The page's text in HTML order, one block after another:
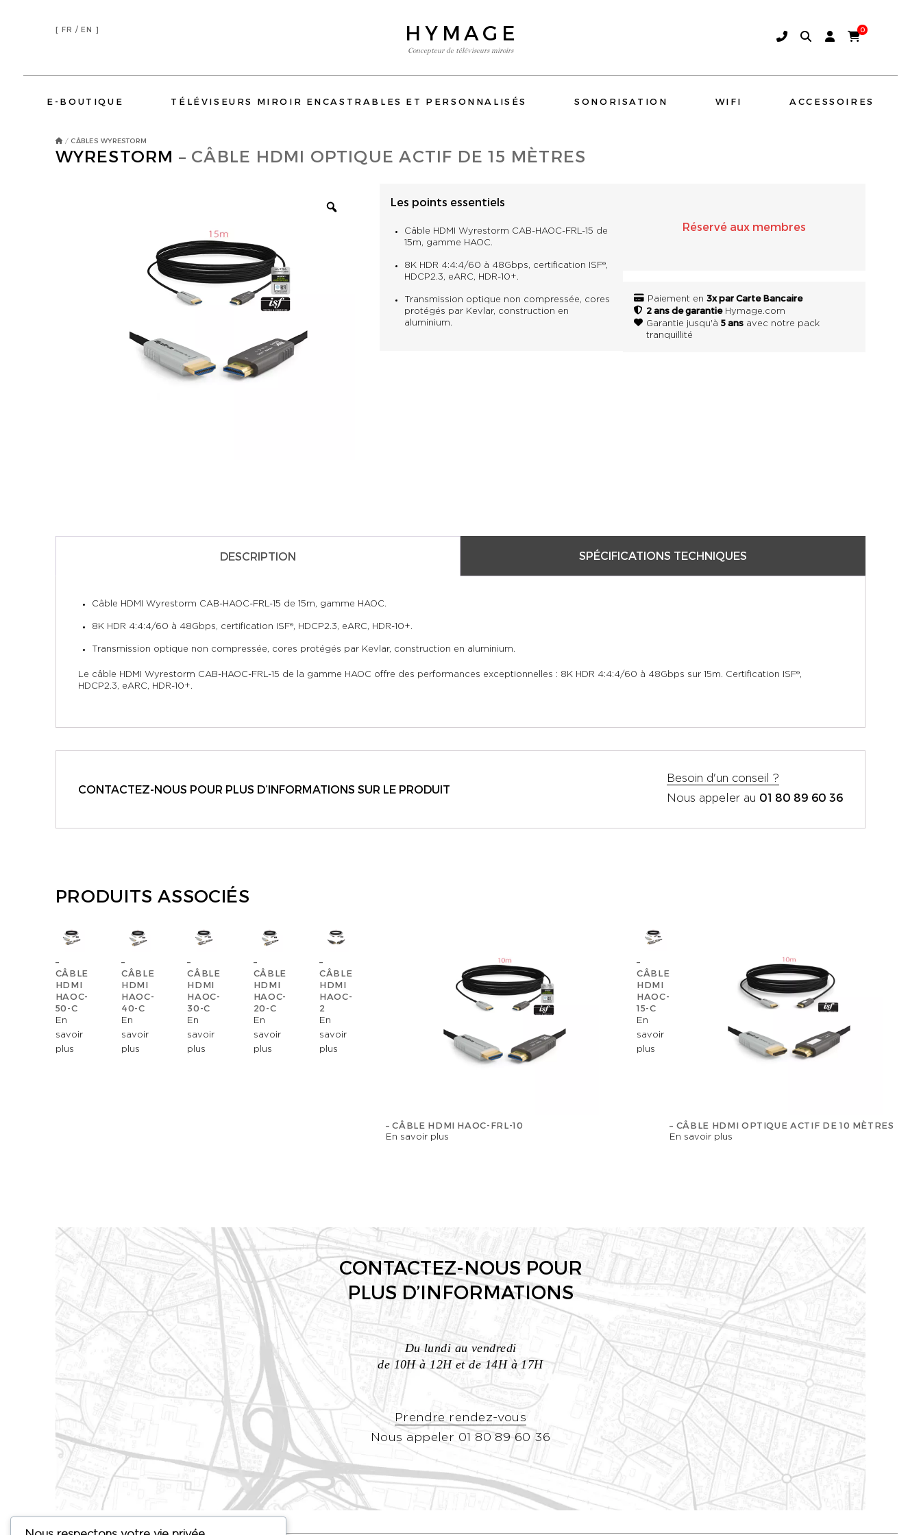
HYMAGE
Concepteur de téléviseurs miroirs
[ FR /EN ] 0
SONORISATION
ACCESSOIRES
BESOIN DE CONSEIL
TÉL: 01 80 89 60 36
E-BOUTIQUE TÉLÉVISEURS MIROIR ENCASTRABLES ET PERSONNALISÉS SONORISATION
AMINA SOUND
WIFI ACCESSOIRES
/ CÂBLES WYRESTORM
WYRESTORM – CÂBLE HDMI OPTIQUE ACTIF DE 15 MÈTRES
Les points essentiels
Câble HDMI Wyrestorm CAB-HAOC-FRL-15 de
15m, gamme HAOC.
8K HDR 4:4:4/60 à 48Gbps, certification ISF®,
HDCP2.3, eARC, HDR-10+.
Transmission optique non compressée, cores
protégés par Kevlar, construction en
aluminium.
Réservé aux membres
Paiement en 3x par Carte Bancaire
2 ans de garantieHymage.com
Garantie jusqu'à 5 ansavec notre pack
tranquillité
DESCRIPTION SPÉCIFICATIONS TECHNIQUES
Câble HDMI Wyrestorm CAB-HAOC-FRL-15 de 15m, gamme HAOC.
8K HDR 4:4:4/60 à 48Gbps, certification ISF®, HDCP2.3, eARC, HDR-10+.
Transmission optique non compressée, cores protégés par Kevlar, construction en aluminium.
Le câble HDMI Wyrestorm CAB-HAOC-FRL-15 de la gamme HAOC offre des performances exceptionnelles : 8K HDR 4:4:4/60 à 48Gbps sur 15m. Certification ISF®,
HDCP2.3, eARC, HDR-10+.
CONTACTEZ-NOUS POUR PLUS D’INFORMATIONS SUR LE PRODUIT
Besoin d'un conseil ?
Nous appeler au 01 80 89 60 36
PRODUITS ASSOCIÉS
–
CÂBLE
HDMI
HAOC-
50-C
En
savoir
plus
–
CÂBLE
HDMI
HAOC-
40-C
En
savoir
plus
–
CÂBLE
HDMI
HAOC-
30-C
En
savoir
plus
–
CÂBLE
HDMI
HAOC-
20-C
En
savoir
plus
–
CÂBLE
HDMI
HAOC-
2
En
savoir
plus
– CÂBLE HDMI HAOC-FRL-10
En savoir plus
–
CÂBLE
HDMI
HAOC-
15-C
En
savoir
plus
– CÂBLE HDMI OPTIQUE ACTIF DE 10 MÈTRES
En savoir plus
CONTACTEZ-NOUS POUR
PLUS D’INFORMATIONS
Du lundi au vendredi
de 10H à 12H et de 14H à 17H
Prendre rendez-vous
Nous appeler 01 80 89 60 36